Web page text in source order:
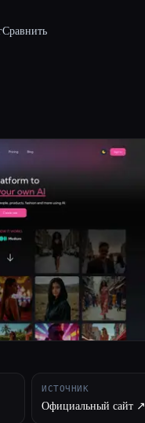
Сравнить
ИСТОЧНИК
Официальный сайт ↗︎